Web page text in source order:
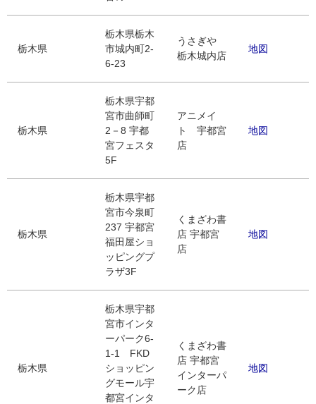
栃木県
栃木県栃木
市城内町2-
6-23
うさぎや
栃木城内店
地図
栃木県
栃木県宇都
宮市曲師町
2－8 宇都
宮フェスタ
5F
アニメイ
ト 宇都宮
店
地図
栃木県
栃木県宇都
宮市今泉町
237 宇都宮
福田屋ショ
ッピングプ
ラザ3F
くまざわ書
店 宇都宮
店
地図
栃木県
栃木県宇都
宮市インタ
ーパーク6-
1-1 FKD
ショッピン
グモール宇
都宮インタ
くまざわ書
店 宇都宮
インターパ
ーク店
地図